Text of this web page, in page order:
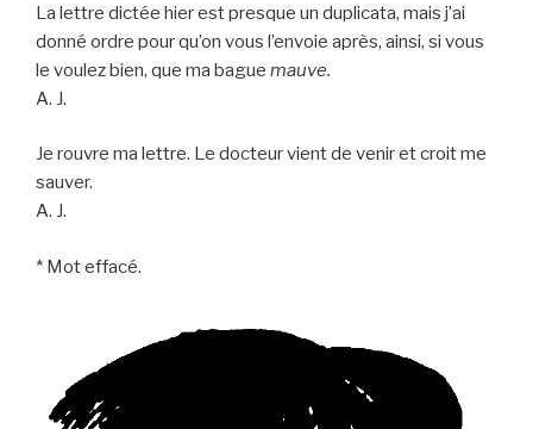
La lettre dictée hier est presque un duplicata, mais j’ai
donné ordre pour qu’on vous l’envoie après, ainsi, si vous
le voulez bien, que ma bague mauve.
A. J.
Je rouvre ma lettre. Le docteur vient de venir et croit me
sauver.
A. J.
* Mot effacé.